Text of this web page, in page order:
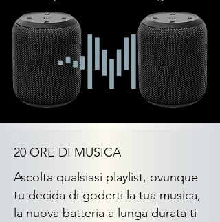
20 ORE DI MUSICA
Ascolta qualsiasi playlist, ovunque
tu decida di goderti la tua musica,
la nuova batteria a lunga durata ti